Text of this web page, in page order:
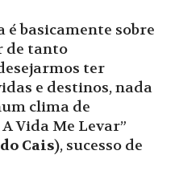
é basicamente sobre
de tanto
ter
e destinos, nada
clima de
Vida Me Levar”
Cais), sucesso de